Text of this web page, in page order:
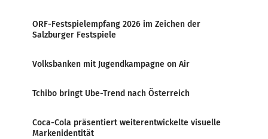
ORF-Festspielempfang 2026 im Zeichen der
Salzburger Festspiele
Volksbanken mit Jugendkampagne on Air
Tchibo bringt Ube-Trend nach Österreich
Coca-Cola präsentiert weiterentwickelte visuelle
Markenidentität